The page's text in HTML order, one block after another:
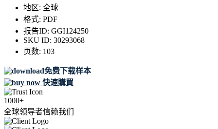
地区: 全球
格式: PDF
报告ID: GGI124250
SKU ID: 30293068
页数: 103
免费下载样本
快速購買
1000+
全球领导者信赖我们